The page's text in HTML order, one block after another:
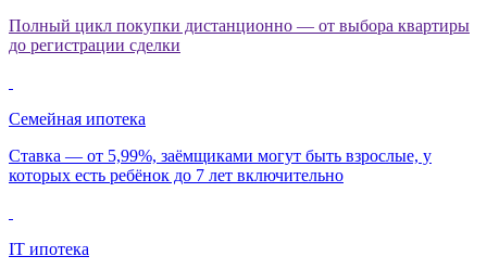
Полный цикл покупки дистанционно — от выбора квартиры
до регистрации сделки
Семейная ипотека
Ставка — от 5,99%, заёмщиками могут быть взрослые, у
которых есть ребёнок до 7 лет включительно
IT ипотека